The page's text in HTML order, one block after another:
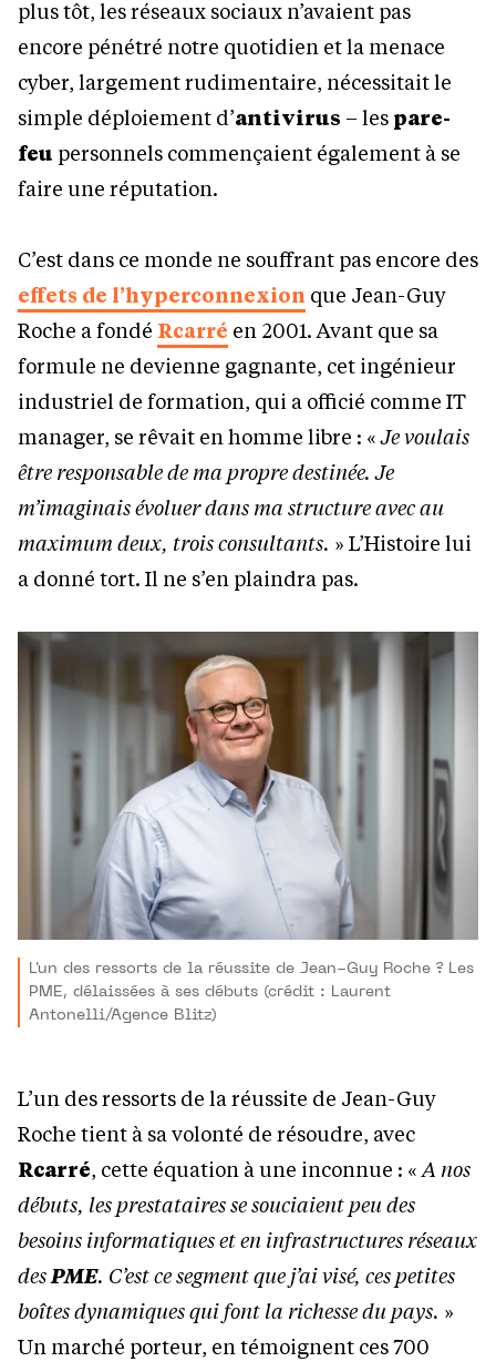
plus tôt, les réseaux sociaux n’avaient pas
encore pénétré notre quotidien et la menace
cyber, largement rudimentaire, nécessitait le
simple déploiement d’antivirus – les pare-
feu personnels commençaient également à se
faire une réputation.
C’est dans ce monde ne souffrant pas encore des
effets de l’hyperconnexion que Jean-Guy
Roche a fondé Rcarré en 2001. Avant que sa
formule ne devienne gagnante, cet ingénieur
industriel de formation, qui a officié comme IT
manager, se rêvait en homme libre : «Je voulais
être responsable de ma propre destinée. Je
m’imaginais évoluer dans ma structure avec au
maximum deux, trois consultants. » L’Histoire lui
a donné tort. Il ne s’en plaindra pas.
L'un des ressorts de la réussite de Jean-Guy Roche ? Les
PME, délaissées à ses débuts (crédit : Laurent
Antonelli/Agence Blitz)
L’un des ressorts de la réussite de Jean-Guy
Roche tient à sa volonté de résoudre, avec
Rcarré, cette équation à une inconnue : « A nos
débuts, les prestataires se souciaient peu des
besoins informatiques et en infrastructures réseaux
desPME. C’est ce segment que j’ai visé, ces petites
boîtes dynamiques qui font la richesse du pays. »
Un marché porteur, en témoignent ces 700